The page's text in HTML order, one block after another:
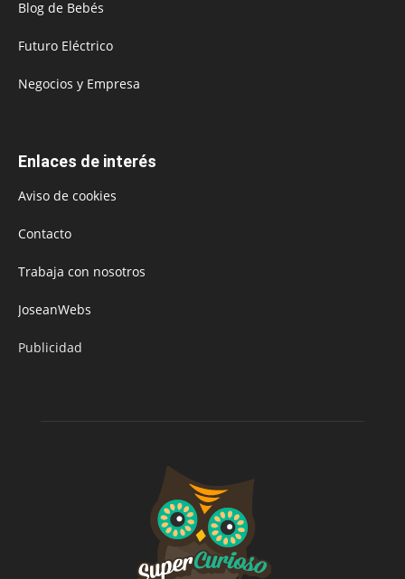
Blog de Bebés
Futuro Eléctrico
Negocios y Empresa
Enlaces de interés
Aviso de cookies
Contacto
Trabaja con nosotros
JoseanWebs
Publicidad